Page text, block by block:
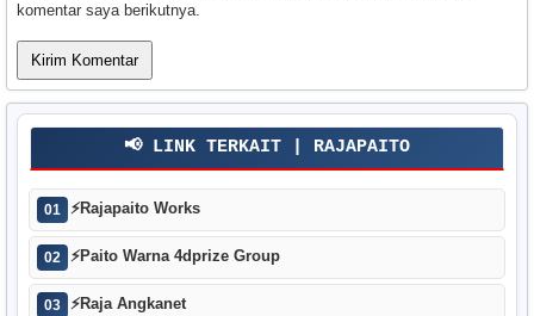
komentar saya berikutnya.
📢 LINK TERKAIT | RAJAPAITO
01 ⚡Rajapaito Works
02 ⚡Paito Warna 4dprize Group
03 ⚡Raja Angkanet